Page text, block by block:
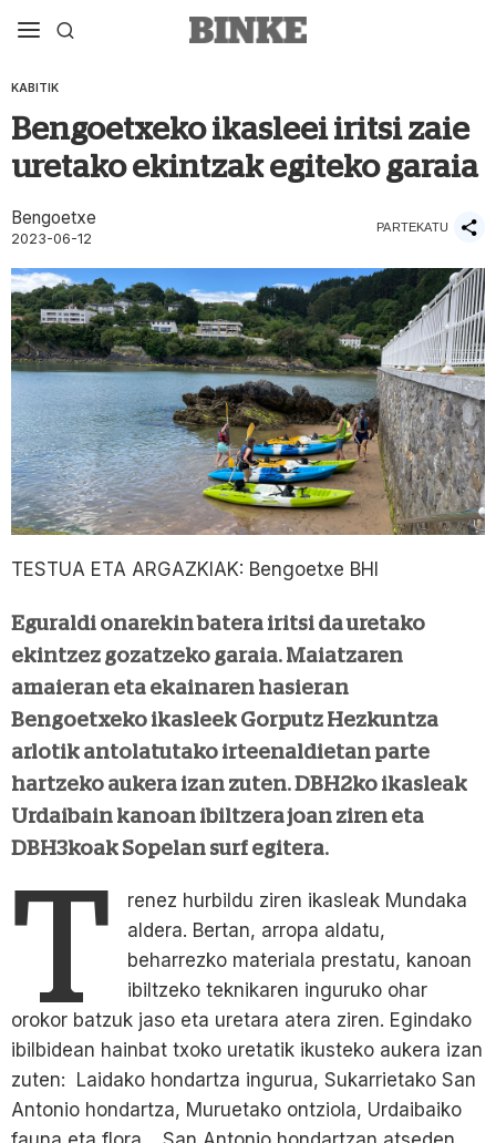
KABITIK
Bengoetxeko ikasleei iritsi zaie
uretako ekintzak egiteko garaia
Bengoetxe
2023-06-12
PARTEKATU
TESTUA ETA ARGAZKIAK: Bengoetxe BHI
Eguraldi onarekin batera iritsi da uretako
ekintzez gozatzeko garaia. Maiatzaren
amaieran eta ekainaren hasieran
Bengoetxeko ikasleek Gorputz Hezkuntza
arlotik antolatutako irteenaldietan parte
hartzeko aukera izan zuten. DBH2ko ikasleak
Urdaibain kanoan ibiltzera joan ziren eta
DBH3koak Sopelan surf egitera.
T
renez hurbildu ziren ikasleak Mundaka
aldera. Bertan, arropa aldatu,
beharrezko materiala prestatu, kanoan
ibiltzeko teknikaren inguruko ohar
orokor batzuk jaso eta uretara atera ziren. Egindako
ibilbidean hainbat txoko uretatik ikusteko aukera izan
zuten: Laidako hondartza ingurua, Sukarrietako San
Antonio hondartza, Muruetako ontziola, Urdaibaiko